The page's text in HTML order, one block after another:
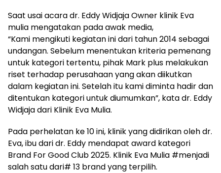
Saat usai acara dr. Eddy Widjaja Owner klinik Eva
mulia mengatakan pada awak media,
“Kami mengikuti kegiatan ini dari tahun 2014 sebagai
undangan. Sebelum menentukan kriteria pemenang
untuk kategori tertentu, pihak Mark plus melakukan
riset terhadap perusahaan yang akan diikutkan
dalam kegiatan ini. Setelah itu kami diminta hadir dan
ditentukan kategori untuk diumumkan”, kata dr. Eddy
Widjaja dari Klinik Eva Mulia.
Pada perhelatan ke 10 ini, klinik yang didirikan oleh dr.
Eva, ibu dari dr. Eddy mendapat award kategori
Brand For Good Club 2025. Klinik Eva Mulia #menjadi
salah satu dari# 13 brand yang terpilih.